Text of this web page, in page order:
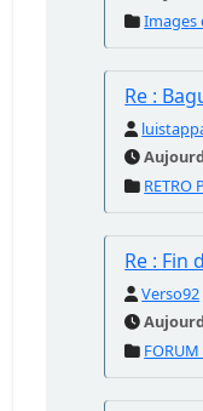
Images
Re :
RETRO
Re : Fin
Verso92
FORUM